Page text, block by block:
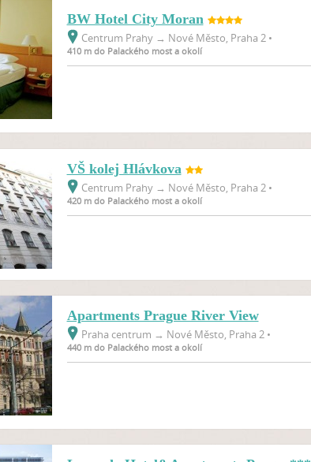
BW Hotel City Moran
Centrum Prahy → Nové Město, Praha 2 •
410 m do Palackého most a okolí
VŠ kolej Hlávkova
Centrum Prahy → Nové Město, Praha 2 •
420 m do Palackého most a okolí
Apartments Prague River View
Praha centrum → Nové Město, Praha 2 •
440 m do Palackého most a okolí